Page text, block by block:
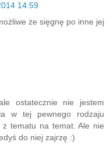
14:59
że sięgnę po inne jej
ostatecznie nie jestem
w tej pewnego rodzaju
z tematu na temat. Ale nie
do niej zajrzę :)